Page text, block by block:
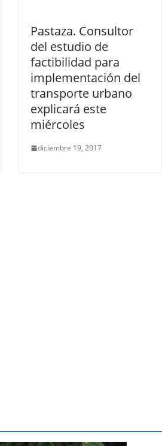
Pastaza. Consultor
del estudio de
factibilidad para
implementación del
transporte urbano
explicará este
miércoles
diciembre 19, 2017